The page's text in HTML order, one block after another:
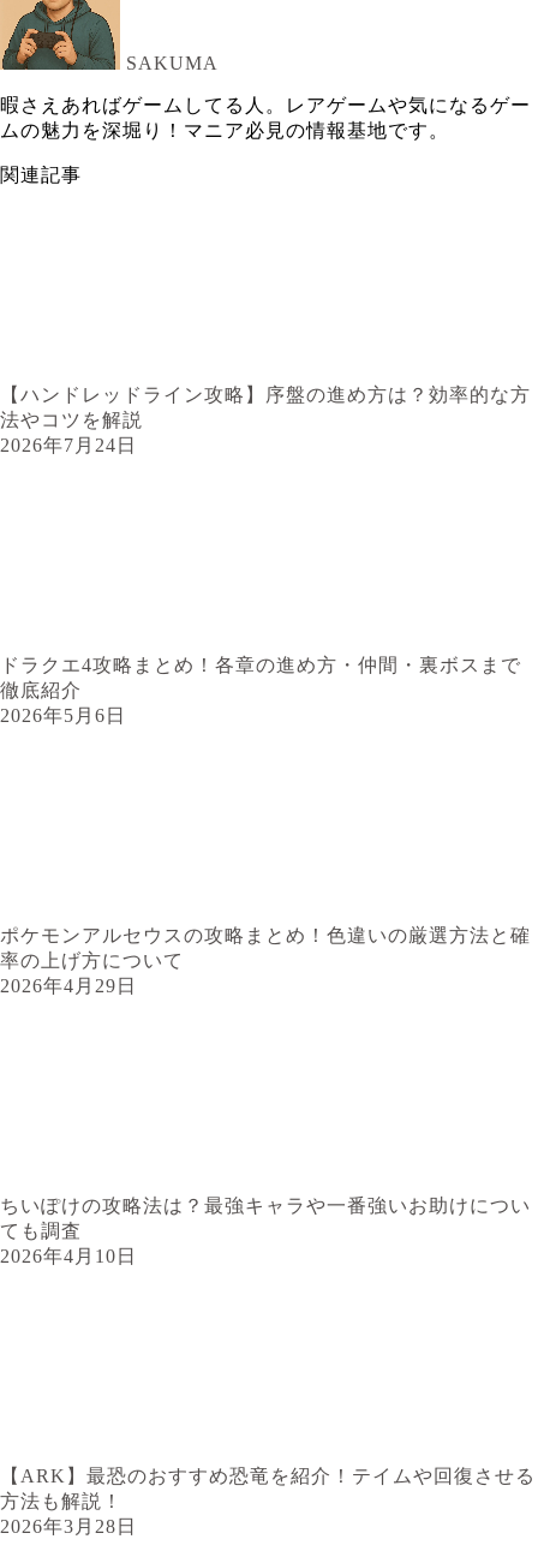
SAKUMA
暇さえあればゲームしてる人。レアゲームや気になるゲー
ムの魅力を深堀り！マニア必見の情報基地です。
関連記事
【ハンドレッドライン攻略】序盤の進め方は？効率的な方
法やコツを解説
2026年7月24日
ドラクエ4攻略まとめ！各章の進め方・仲間・裏ボスまで
徹底紹介
2026年5月6日
ポケモンアルセウスの攻略まとめ！色違いの厳選方法と確
率の上げ方について
2026年4月29日
ちいぽけの攻略法は？最強キャラや一番強いお助けについ
ても調査
2026年4月10日
【ARK】最恐のおすすめ恐竜を紹介！テイムや回復させる
方法も解説！
2026年3月28日